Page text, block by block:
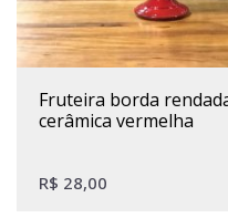
fruteira borda rendada
cerâmica vermelha
R$ 28,00